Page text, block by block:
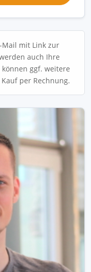
Mail mit Link zur
auch Ihre
ggf. weitere
per Rechnung.